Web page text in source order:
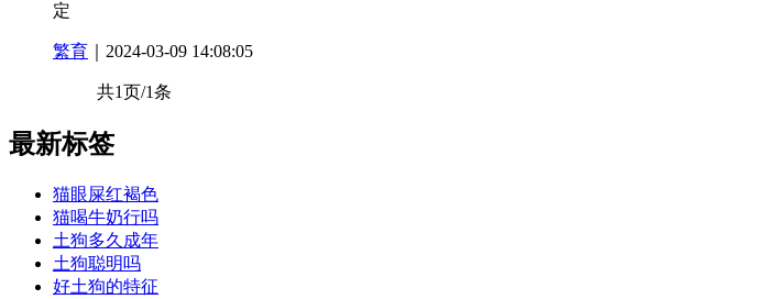
定
繁育 ｜2024-03-09 14:08:05
共1页/1条
最新标签
猫眼屎红褐色
猫喝牛奶行吗
土狗多久成年
土狗聪明吗
好土狗的特征